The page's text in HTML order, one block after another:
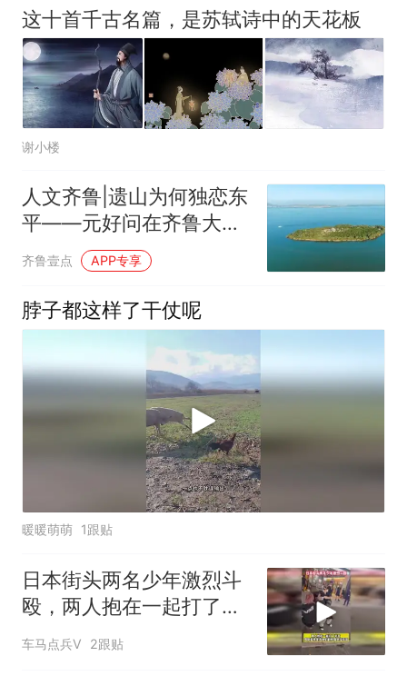
这十首千古名篇，是苏轼诗中的天花板
谢小楼
人文齐鲁|遗山为何独恋东
平——元好问在齐鲁大地
的七年文踪
齐鲁壹点 APP专享
脖子都这样了干仗呢
暖暖萌萌 1跟贴
日本街头两名少年激烈斗
殴，两人抱在一起打了半
天
车马点兵V 2跟贴